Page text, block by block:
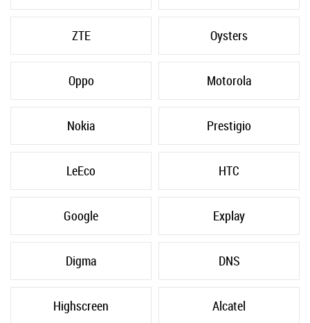
ZTE Oysters
Oppo Motorola
Nokia Prestigio
LeEco HTC
Google Explay
Digma DNS
Highscreen Alcatel